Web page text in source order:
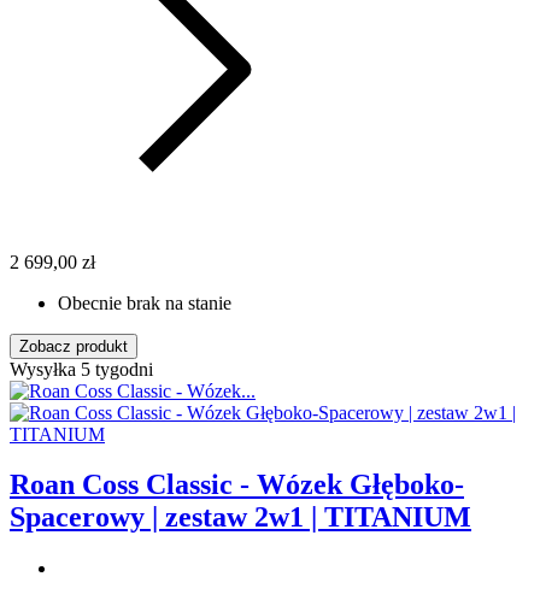
2 699,00 zł
Obecnie brak na stanie
Zobacz produkt
Wysyłka 5 tygodni
Roan Coss Classic - Wózek Głęboko-
Spacerowy | zestaw 2w1 | TITANIUM